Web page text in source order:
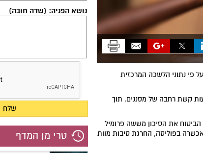
פי נתוני הלשכה המרכזית
קשת רחבה של מסננים, תוך
את הסיכון מששה פרומיל
בפוליסה, החרגת סיבות מוות
נושא הפניה: (שדה חובה)
טרי מן המדף